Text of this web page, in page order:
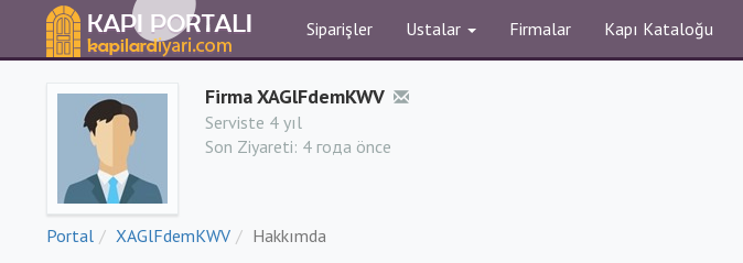
Siparişler Ustalar Firmalar Kapı Kataloğu
Firma XAGlFdemKWV
Serviste 4 yıl
Son Ziyareti: 4 года önce
Portal XAGlFdemKWV Hakkımda